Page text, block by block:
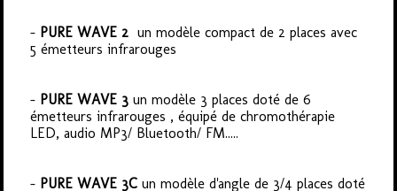
- PURE WAVE 2 un modèle compact de 2 places avec
5 émetteurs infrarouges
- PURE WAVE 3 un modèle 3 places doté de 6
émetteurs infrarouges , équipé de chromothérapie
LED, audio MP3/ Bluetooth/ FM.....
- PURE WAVE 3C un modèle d'angle de 3/4 places doté